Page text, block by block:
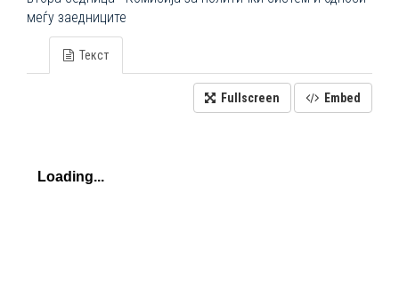
меѓу заедниците
Текст
Fullscreen Embed